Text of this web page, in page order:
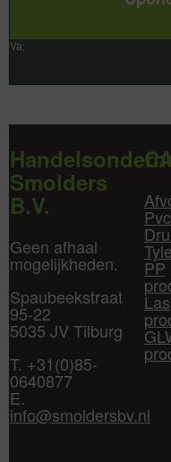
Va:
Smolders
B.V.
Geen afhaal
mogelijkheden.
Spaubeekstraat
95-22
5035 JV Tilburg
T. +31(0)85-
0640877
E.
info@smoldersbv.nl
Pvc
PP
Las